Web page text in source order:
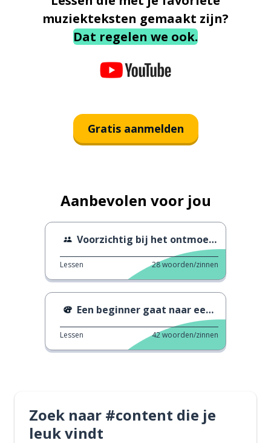
muziekteksten gemaakt zijn?
Dat regelen we ook.
Gratis aanmelden
Aanbevolen voor jou
Voorzichtig bij het ontmoeten van nieuwe mensen
Lessen 28woorden/zinnen
Een beginner gaat naar een concert
Lessen 42woorden/zinnen
Zoek naar #content die je
leuk vindt